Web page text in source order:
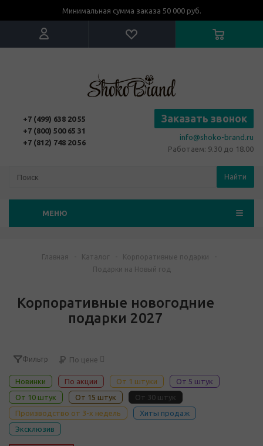
Минимальная сумма заказа 50 000 руб.
+7 (499) 638 20 55
+7 (800) 500 65 31
+7 (812) 748 20 56
Заказать звонок
info@shoko-brand.ru
Работаем: 9.30 до 18.00
Найти
МЕНЮ
Главная - Каталог - Корпоративные подарки
-
Подарки на Новый год
Корпоративные новогодние
подарки 2027
Фильтр По цене
Новинки По акции От 1 штуки
От 5 штук
От 10 штук
От 15 штук
От 30 штук
Производство от 3-х недель
Хиты продаж
Эксклюзив